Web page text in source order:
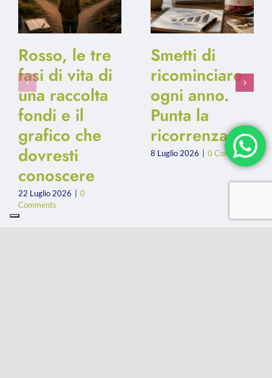
Rosso, le tre
fasi di vita di
una raccolta
fondi e il
grafico che
dovresti
conoscere
22 Luglio 2026
0
Comments
Smetti di
ricominciare
ogni anno.
Punta la
ricorrenza.
8 Luglio 2026 0 Comments